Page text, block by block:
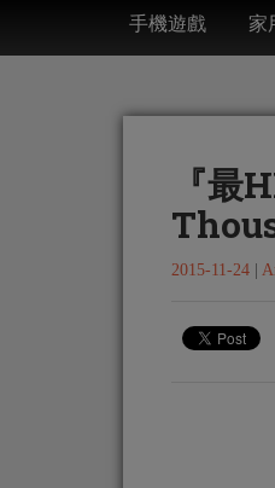
手機遊戲 家
『最
2015-11-24